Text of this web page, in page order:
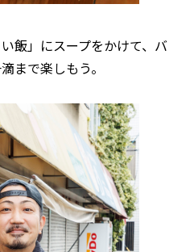
飯」にスープをかけて、バ
まで楽しもう。